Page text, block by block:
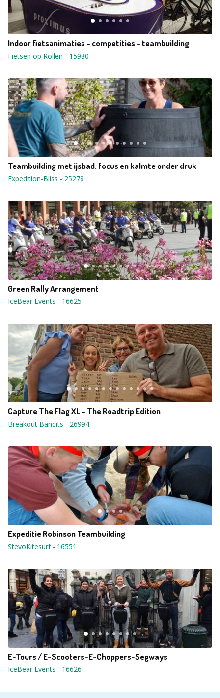
Indoor fietsanimaties - competities - teambuilding
Fietsen op Rollen - 15980
Teambuilding met ijsbad: focus en kalmte onder druk
Expedition-Bliss - 25278
Green Rally Arrangement
IceBear Events - 16625
Capture The Flag XL - The Roadtrip Edition
Breakout Bandits - 26994
Expeditie Robinson Teambuilding
StevoKitesurf- 16551
E-Tours / E-Scooters-E-Choppers-Segways
IceBear Events - 16626